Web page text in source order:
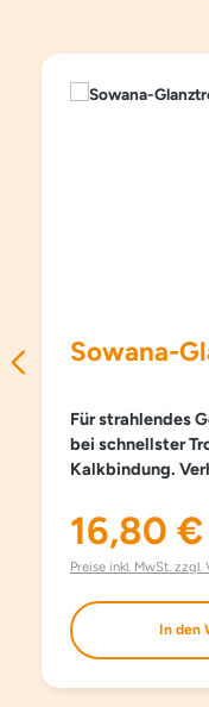
Sowana-
Für strahlendes
bei schnellster
Kalkbindung.
Rezeptur mit
Bioethanol und
Duftstoffe, ohne
glänzenden Spülabschluss.
AQUA PPG-5-
Regulärer
16,80 €
Preise inkl. MwSt. zzgl.
In den